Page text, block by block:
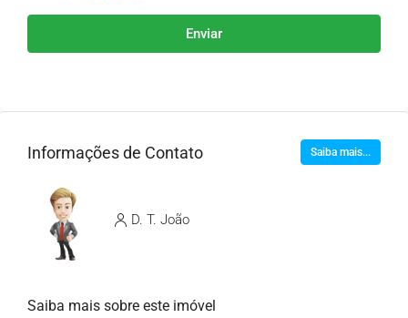
Enviar
Informações de Contato Saiba mais...
D. T. João
Saiba mais sobre este imóvel